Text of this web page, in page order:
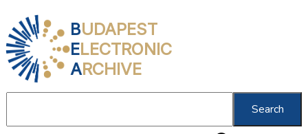
BUDAPEST
ELECTRONIC
ARCHIVE
Search